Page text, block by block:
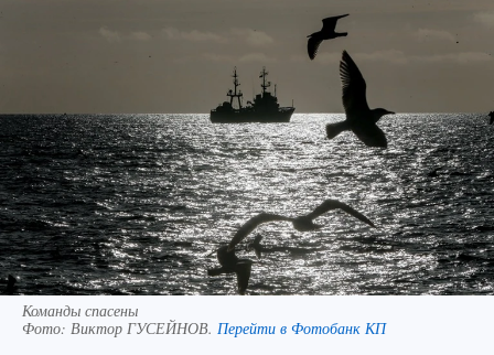
Команды спасены
Фото: Виктор ГУСЕЙНОВ. Перейти в Фотобанк КП